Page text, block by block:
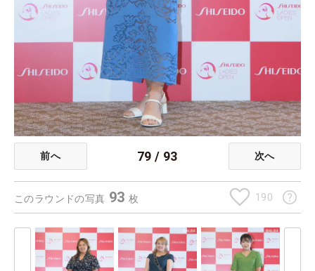
前へ 79 / 93 次へ
このラウンドの写真 93枚 190